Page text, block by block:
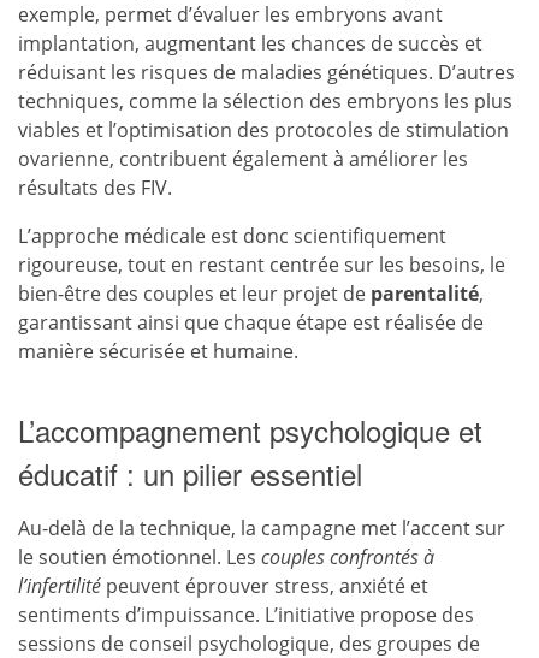
exemple, permet d’évaluer les embryons avant
implantation, augmentant les chances de succès et
réduisant les risques de maladies génétiques. D’autres
techniques, comme la sélection des embryons les plus
viables et l’optimisation des protocoles de stimulation
ovarienne, contribuent également à améliorer les
résultats des FIV.
L’approche médicale est donc scientifiquement
rigoureuse, tout en restant centrée sur les besoins, le
bien-être des couples et leur projet de parentalité,
garantissant ainsi que chaque étape est réalisée de
manière sécurisée et humaine.
L’accompagnement psychologique et
éducatif : un pilier essentiel
Au-delà de la technique, la campagne met l’accent sur
le soutien émotionnel. Les couples confrontés à
l’infertilité peuvent éprouver stress, anxiété et
sentiments d’impuissance. L’initiative propose des
sessions de conseil psychologique, des groupes de